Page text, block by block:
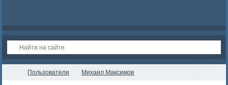
Пользователи Михаил Максимов